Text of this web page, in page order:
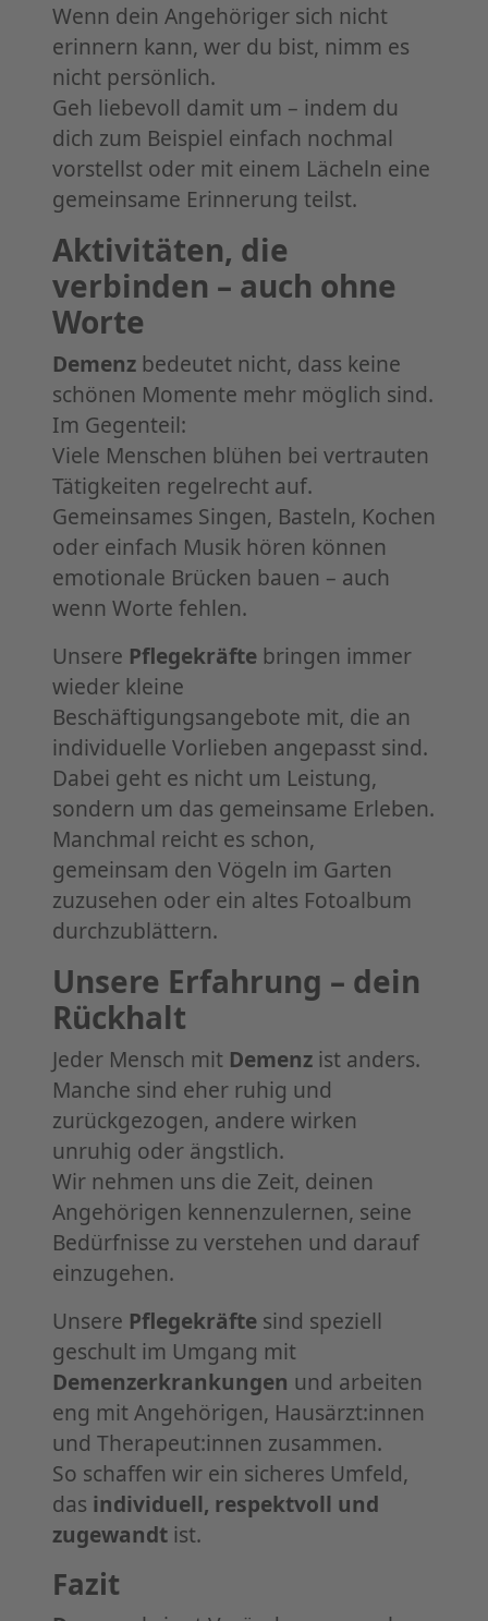
Wenn dein Angehöriger sich nicht
erinnern kann, wer du bist, nimm es
nicht persönlich.
Geh liebevoll damit um – indem du
dich zum Beispiel einfach nochmal
vorstellst oder mit einem Lächeln eine
gemeinsame Erinnerung teilst.
Aktivitäten, die
verbinden – auch ohne
Worte
Demenz bedeutet nicht, dass keine
schönen Momente mehr möglich sind.
Im Gegenteil:
Viele Menschen blühen bei vertrauten
Tätigkeiten regelrecht auf.
Gemeinsames Singen, Basteln, Kochen
oder einfach Musik hören können
emotionale Brücken bauen – auch
wenn Worte fehlen.
Unsere Pflegekräfte bringen immer
wieder kleine
Beschäftigungsangebote mit, die an
individuelle Vorlieben angepasst sind.
Dabei geht es nicht um Leistung,
sondern um das gemeinsame Erleben.
Manchmal reicht es schon,
gemeinsam den Vögeln im Garten
zuzusehen oder ein altes Fotoalbum
durchzublättern.
Unsere Erfahrung – dein
Rückhalt
Jeder Mensch mit Demenz ist anders.
Manche sind eher ruhig und
zurückgezogen, andere wirken
unruhig oder ängstlich.
Wir nehmen uns die Zeit, deinen
Angehörigen kennenzulernen, seine
Bedürfnisse zu verstehen und darauf
einzugehen.
Unsere Pflegekräfte sind speziell
geschult im Umgang mit
Demenzerkrankungen und arbeiten
eng mit Angehörigen, Hausärzt:innen
und Therapeut:innen zusammen.
So schaffen wir ein sicheres Umfeld,
das individuell, respektvoll und
zugewandt ist.
Fazit